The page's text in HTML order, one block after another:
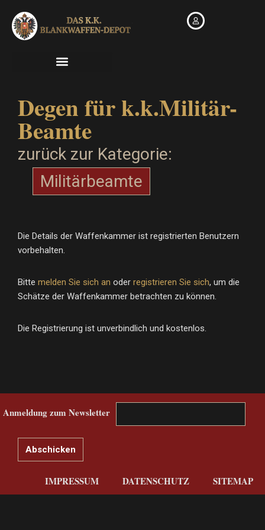
Zum
Degen für k.k.Militär-
Beamte
zurück zur Kategorie:
Militärbeamte
Die Details der Waffenkammer ist registrierten Benutzern
vorbehalten.
Bitte melden Sie sich an oder registrieren Sie sich, um die
Schätze der Waffenkammer betrachten zu können.
Die Registrierung ist unverbindlich und kostenlos.
Anmeldung zum Newsletter
IMPRESSUM DATENSCHUTZ SITEMAP